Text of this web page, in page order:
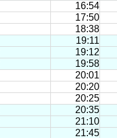
16:54
17:50
18:38
19:11
19:12
19:58
20:01
20:20
20:25
20:35
21:10
21:45